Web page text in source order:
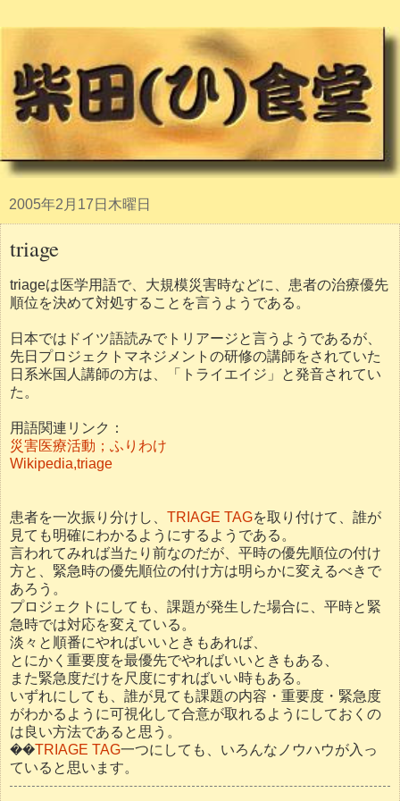
2005年2月17日木曜日
triage
triageは医学用語で、大規模災害時などに、患者の治療優先
順位を決めて対処することを言うようである。
日本ではドイツ語読みでトリアージと言うようであるが、
先日プロジェクトマネジメントの研修の講師をされていた
日系米国人講師の方は、「トライエイジ」と発音されてい
た。
用語関連リンク：
災害医療活動；ふりわけ
Wikipedia,triage
患者を一次振り分けし、 TRIAGE TAGを取り付けて、誰が
見ても明確にわかるようにするようである。
言われてみれば当たり前なのだが、平時の優先順位の付け
方と、緊急時の優先順位の付け方は明らかに変えるべきで
あろう。
プロジェクトにしても、課題が発生した場合に、平時と緊
急時では対応を変えている。
淡々と順番にやればいいときもあれば、
とにかく重要度を最優先でやればいいときもある、
また緊急度だけを尺度にすればいい時もある。
いずれにしても、誰が見ても課題の内容・重要度・緊急度
がわかるように可視化して合意が取れるようにしておくの
は良い方法であると思う。
��TRIAGE TAG一つにしても、いろんなノウハウが入っ
ていると思います。